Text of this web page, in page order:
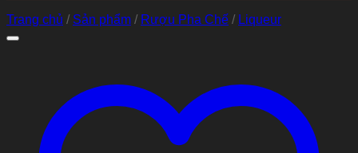
Trang chủ / Sản phẩm / Rượu Pha Chế / Liqueur